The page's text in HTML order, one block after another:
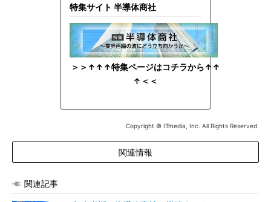
特集サイト 半導体商社
＞＞↑↑↑特集ページはコチラから↑↑
↑＜＜
Copyright © ITmedia, Inc. All Rights Reserved.
関連情報
関連記事